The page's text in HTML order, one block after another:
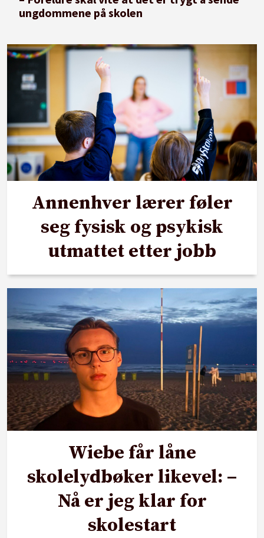
ungdommene på skolen
Annenhver lærer føler
seg fysisk og psykisk
utmattet etter jobb
Wiebe får låne
skolelydbøker likevel: –
Nå er jeg klar for
skolestart